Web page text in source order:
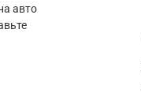
авто